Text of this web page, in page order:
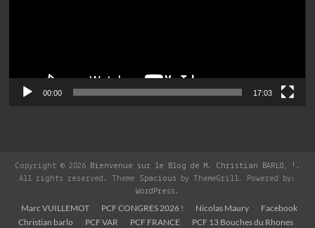
00:00 17:03
Copyright © 2026 Bienvenue sur le Blog de M. Christian BARLO, ! .
All rights reserved. Theme Spacious
by ThemeGrill. Powered by:
WordPress .
Marc VUILLEMOT PCF CONGRES 2026 ! Nicolas Maury
Facebook
Christian barlo
PCF VAR PCF FRANCE
PCF 13 Bouches du Rhones